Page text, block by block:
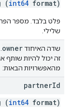
(int64 format)
פלט בלבד. מספר
שלילי.
שדה האיחודowner
זה יכול להיות
מהאפשרויות הבאות:
partnerId
(int64 format)